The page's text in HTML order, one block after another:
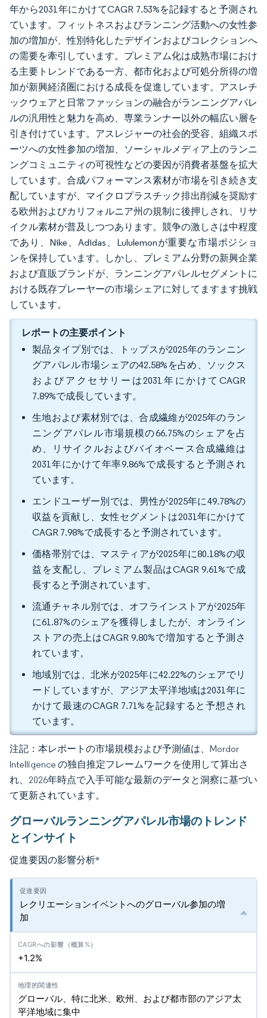
年から2031年にかけてCAGR 7.53%を記録すると予測され
ています。フィットネスおよびランニング活動への女性参
加の増加が、性別特化したデザインおよびコレクションへ
の需要を牽引しています。プレミアム化は成熟市場におけ
る主要トレンドである一方、都市化および可処分所得の増
加が新興経済圏における成長を促進しています。アスレチ
ックウェアと日常ファッションの融合がランニングアパレ
ルの汎用性と魅力を高め、専業ランナー以外の幅広い層を
引き付けています。アスレジャーの社会的受容、組織スポ
ーツへの女性参加の増加、ソーシャルメディア上のランニ
ングコミュニティの可視性などの要因が消費者基盤を拡大
しています。合成パフォーマンス素材が市場を引き続き支
配していますが、マイクロプラスチック排出削減を奨励す
る欧州およびカリフォルニア州の規制に後押しされ、リサ
イクル素材が普及しつつあります。競争の激しさは中程度
であり、Nike、Adidas、Lululemonが重要な市場ポジショ
ンを保持しています。しかし、プレミアム分野の新興企業
および直販ブランドが、ランニングアパレルセグメントに
おける既存プレーヤーの市場シェアに対してますます挑戦
しています。
レポートの主要ポイント
製品タイプ別では、トップスが2025年のランニン
グアパレル市場シェアの42.58%を占め、ソックス
およびアクセサリーは2031年にかけてCAGR
7.89%で成長しています。
生地および素材別では、合成繊維が2025年のラン
ニングアパレル市場規模の66.75%のシェアを占
め、リサイクルおよびバイオベース合成繊維は
2031年にかけて年率9.86%で成長すると予測され
ています。
エンドユーザー別では、男性が2025年に49.78%の
収益を貢献し、女性セグメントは2031年にかけて
CAGR 7.98%で成長すると予測されています。
価格帯別では、マスティアが2025年に80.18%の収
益を支配し、プレミアム製品はCAGR 9.61%で成
長すると予測されています。
流通チャネル別では、オフラインストアが2025年
に61.87%のシェアを獲得しましたが、オンライン
ストアの売上はCAGR 9.80%で増加すると予測さ
れています。
地域別では、北米が2025年に42.22%のシェアでリ
ードしていますが、アジア太平洋地域は2031年に
かけて最速のCAGR 7.71%を記録すると予想され
ています。
注記：本レポートの市場規模および予測値は、Mordor
Intelligence の独自推定フレームワークを使用して算出さ
れ、2026年時点で入手可能な最新のデータと洞察に基づい
て更新されています。
グローバルランニングアパレル市場のトレンド
とインサイト
促進要因の影響分析*
レクリエーションイベントへのグローバル参加の増
加
+1.2%
グローバル、特に北米、欧州、および都市部のアジア太
平洋地域に集中